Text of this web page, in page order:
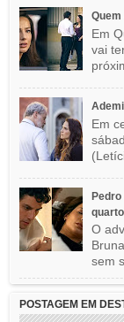
Em
vai
Em
Pedro
O
sem
POSTAGEM EM